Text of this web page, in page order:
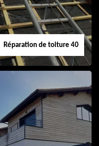
Réparation de toiture 40
Réparation de
toiture 40